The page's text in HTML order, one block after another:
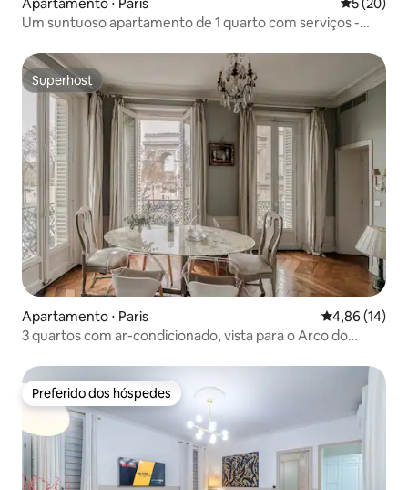
Apartamento ⋅ Paris 5 de uma
5 (20)
Um suntuoso apartamento de 1 quarto com serviços -
Superhost
Superhost
Apartamento ⋅ Paris 4,86 de uma
4,86 (14)
3 quartos com ar-condicionado, vista para o Arco do
Preferido dos hóspedes
Preferido dos hóspedes